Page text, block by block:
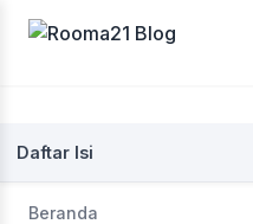
Daftar Isi
Beranda